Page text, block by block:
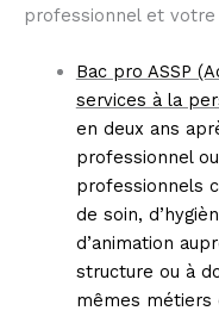
professionnel et votre
Bac pro ASSP
services à la
en deux ans
professionnel
professionnels
de soin,
d’animation
structure ou à
mêmes métiers